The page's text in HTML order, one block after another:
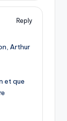
Reply
Arthur
et que